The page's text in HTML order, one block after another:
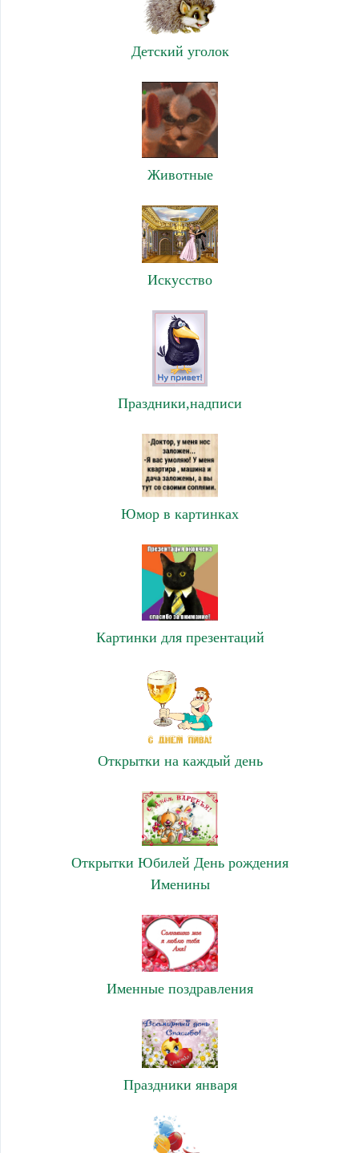
Детский уголок
Животные
Искусство
Праздники,надписи
Юмор в картинках
Картинки для презентаций
Открытки на каждый день
Открытки Юбилей День рождения
Именины
Именные поздравления
Праздники января